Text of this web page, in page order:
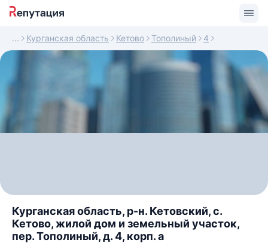
Курганская область Кетово Тополиный 4
Курганская область, р-н. Кетовский, с.
Кетово, жилой дом и земельный участок,
пер. Тополиный, д. 4, корп. а